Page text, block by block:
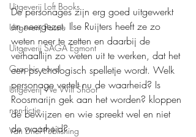
Uitgeverij Loft Books
Uitgeverij Passie
Uitgeverij SAGA Egmont
Graphic novel
Uitgeverij We Will Shoot
non-fictie
Van Driel Publishing
De personages zijn erg goed uitgewerkt
en neergezet. Ilse Ruijters heeft ze zo
weten neer te zetten en daarbij de
verhaallijn zo weten uit te werken, dat het
een psychologisch spelletje wordt. Welk
personage vertelt nu de waarheid? Is
Roosmarijn gek aan het worden? kloppen
de bewijzen en wie spreekt wel en niet
de waarheid?